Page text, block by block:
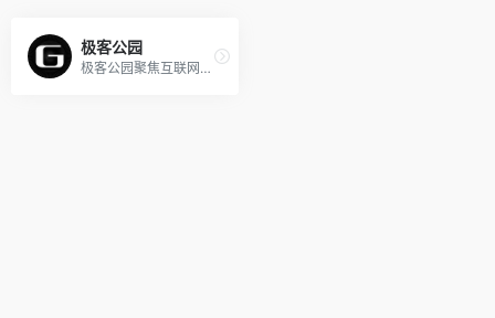
极客公园
极客公园聚焦互联网领域，跟踪新鲜的科技新闻动态，关注极具创新精神的科技产品。